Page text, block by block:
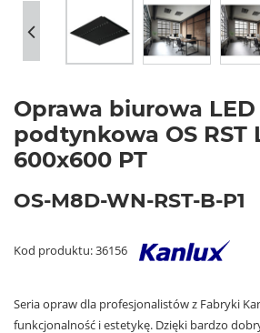
Oprawa biurowa LED
podtynkowa OS RST
600x600 PT
OS-M8D-WN-RST-B-P1
Kod produktu: 36156
Seria opraw dla profesjonalistów z Fabryki
funkcjonalność i estetykę. Dzięki bardzo